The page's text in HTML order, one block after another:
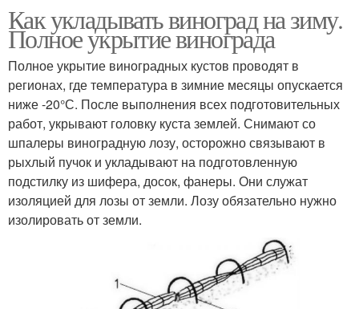
Как укладывать виноград на зиму.
Полное укрытие винограда
Полное укрытие виноградных кустов проводят в
регионах, где температура в зимние месяцы опускается
ниже -20°С. После выполнения всех подготовительных
работ, укрывают головку куста землей. Снимают со
шпалеры виноградную лозу, осторожно связывают в
рыхлый пучок и укладывают на подготовленную
подстилку из шифера, досок, фанеры. Они служат
изоляцией для лозы от земли. Лозу обязательно нужно
изолировать от земли.